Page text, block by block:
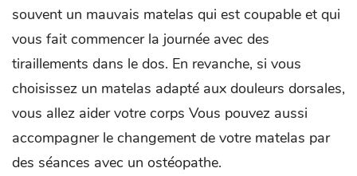
souvent un mauvais matelas qui est coupable et qui
vous fait commencer la journée avec des
tiraillements dans le dos. En revanche, si vous
choisissez un matelas adapté aux douleurs dorsales,
vous allez aider votre corps Vous pouvez aussi
accompagner le changement de votre matelas par
des séances avec un ostéopathe.